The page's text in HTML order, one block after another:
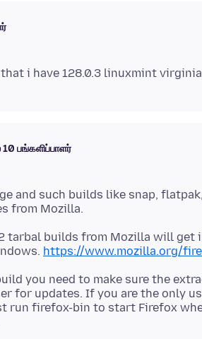
10 பங்களிப்பாளர்
and such builds like snap,
tarbal builds from Mozilla will get
https://www.mozilla.org/
you need to make sure the
for updates. If you are the only
run firefox-bin to start Firefox